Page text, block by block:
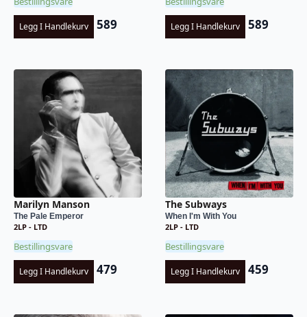
Legg I Handlekurv 589 Legg I Handlekurv 589
Marilyn Manson
The Pale Emperor
2LP - LTD
Bestillingsvare
Legg I Handlekurv 479
The Subways
When I'm With You
2LP - LTD
Bestillingsvare
Legg I Handlekurv 459